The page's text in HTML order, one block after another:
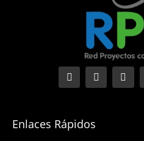
Enlaces Rápidos